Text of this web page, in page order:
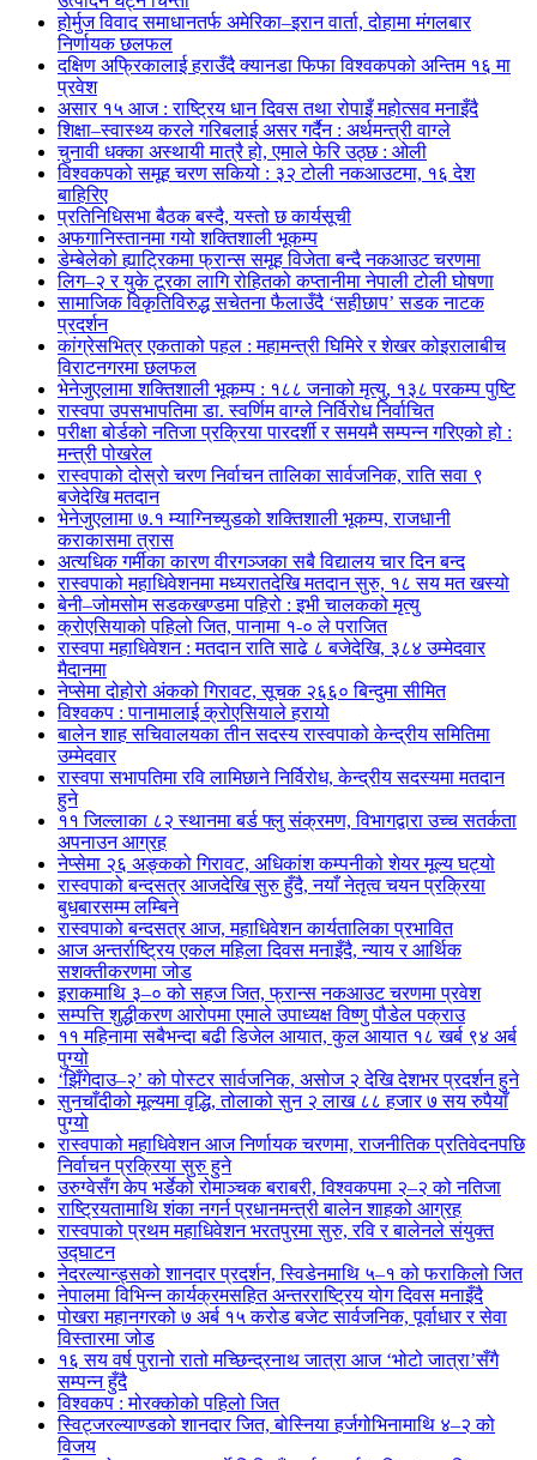
होर्मुज विवाद समाधानतर्फ अमेरिका–इरान वार्ता, दोहामा मंगलबार
निर्णायक छलफल
दक्षिण अफ्रिकालाई हराउँदै क्यानडा फिफा विश्वकपको अन्तिम १६ मा
प्रवेश
असार १५ आज : राष्ट्रिय धान दिवस तथा रोपाइँ महोत्सव मनाइँदै
शिक्षा–स्वास्थ्य करले गरिबलाई असर गर्दैन : अर्थमन्त्री वाग्ले
चुनावी धक्का अस्थायी मात्रै हो, एमाले फेरि उठ्छ : ओली
विश्वकपको समूह चरण सकियो : ३२ टोली नकआउटमा, १६ देश
बाहिरिए
प्रतिनिधिसभा बैठक बस्दै, यस्तो छ कार्यसूची
अफगानिस्तानमा गयो शक्तिशाली भूकम्प
डेम्बेलेको ह्याट्रिकमा फ्रान्स समूह विजेता बन्दै नकआउट चरणमा
लिग–२ र युके टूरका लागि रोहितको कप्तानीमा नेपाली टोली घोषणा
सामाजिक विकृतिविरुद्ध सचेतना फैलाउँदै ‘सहीछाप’ सडक नाटक
प्रदर्शन
कांग्रेसभित्र एकताको पहल : महामन्त्री घिमिरे र शेखर कोइरालाबीच
विराटनगरमा छलफल
भेनेजुएलामा शक्तिशाली भूकम्प : १८८ जनाको मृत्यु, १३८ परकम्प पुष्टि
रास्वपा उपसभापतिमा डा. स्वर्णिम वाग्ले निर्विरोध निर्वाचित
परीक्षा बोर्डको नतिजा प्रक्रिया पारदर्शी र समयमै सम्पन्न गरिएको हो :
मन्त्री पोखरेल
रास्वपाको दोस्रो चरण निर्वाचन तालिका सार्वजनिक, राति सवा ९
बजेदेखि मतदान
भेनेजुएलामा ७.१ म्याग्निच्युडको शक्तिशाली भूकम्प, राजधानी
कराकासमा त्रास
अत्यधिक गर्मीका कारण वीरगञ्जका सबै विद्यालय चार दिन बन्द
रास्वपाको महाधिवेशनमा मध्यरातदेखि मतदान सुरु, १८ सय मत खस्यो
बेनी–जोमसोम सडकखण्डमा पहिरो : इभी चालकको मृत्यु
क्रोएसियाको पहिलो जित, पानामा १-० ले पराजित
रास्वपा महाधिवेशन : मतदान राति साढे ८ बजेदेखि, ३८४ उम्मेदवार
मैदानमा
नेप्सेमा दोहोरो अंकको गिरावट, सूचक २६६० बिन्दुमा सीमित
विश्वकप : पानामालाई क्रोएसियाले हरायो
बालेन शाह सचिवालयका तीन सदस्य रास्वपाको केन्द्रीय समितिमा
उम्मेदवार
रास्वपा सभापतिमा रवि लामिछाने निर्विरोध, केन्द्रीय सदस्यमा मतदान
हुने
११ जिल्लाका ८२ स्थानमा बर्ड फ्लु संक्रमण, विभागद्वारा उच्च सतर्कता
अपनाउन आग्रह
नेप्सेमा २६ अङ्कको गिरावट, अधिकांश कम्पनीको शेयर मूल्य घट्यो
रास्वपाको बन्दसत्र आजदेखि सुरु हुँदै, नयाँ नेतृत्व चयन प्रक्रिया
बुधबारसम्म लम्बिने
रास्वपाको बन्दसत्र आज, महाधिवेशन कार्यतालिका प्रभावित
आज अन्तर्राष्ट्रिय एकल महिला दिवस मनाइँदै, न्याय र आर्थिक
सशक्तीकरणमा जोड
इराकमाथि ३–० को सहज जित, फ्रान्स नकआउट चरणमा प्रवेश
सम्पत्ति शुद्धीकरण आरोपमा एमाले उपाध्यक्ष विष्णु पौडेल पक्राउ
११ महिनामा सबैभन्दा बढी डिजेल आयात, कुल आयात १८ खर्ब ९४ अर्ब
पुग्यो
‘झिँगेदाउ–२’ को पोस्टर सार्वजनिक, असोज २ देखि देशभर प्रदर्शन हुने
सुनचाँदीको मूल्यमा वृद्धि, तोलाको सुन २ लाख ८८ हजार ७ सय रुपैयाँ
पुग्यो
रास्वपाको महाधिवेशन आज निर्णायक चरणमा, राजनीतिक प्रतिवेदनपछि
निर्वाचन प्रक्रिया सुरु हुने
उरुग्वेसँग केप भर्डेको रोमाञ्चक बराबरी, विश्वकपमा २–२ को नतिजा
राष्ट्रियतामाथि शंका नगर्न प्रधानमन्त्री बालेन शाहको आग्रह
रास्वपाको प्रथम महाधिवेशन भरतपुरमा सुरु, रवि र बालेनले संयुक्त
उद्घाटन
नेदरल्यान्ड्सको शानदार प्रदर्शन, स्विडेनमाथि ५–१ को फराकिलो जित
नेपालमा विभिन्न कार्यक्रमसहित अन्तरराष्ट्रिय योग दिवस मनाइँदै
पोखरा महानगरको ७ अर्ब १५ करोड बजेट सार्वजनिक, पूर्वाधार र सेवा
विस्तारमा जोड
१६ सय वर्ष पुरानो रातो मच्छिन्द्रनाथ जात्रा आज ‘भोटो जात्रा’सँगै
सम्पन्न हुँदै
विश्वकप : मोरक्कोको पहिलो जित
स्विट्जरल्याण्डको शानदार जित, बोस्निया हर्जगोभिनामाथि ४–२ को
विजय